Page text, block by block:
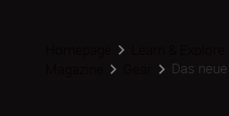
Das neue